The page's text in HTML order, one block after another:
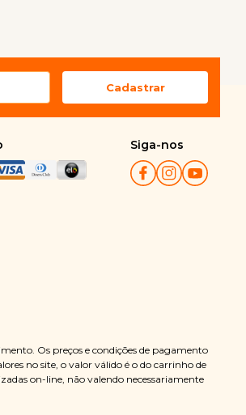
Siga-nos
Os preços e condições de pagamento
no site, o valor válido é o do carrinho de
on-line, não valendo necessariamente